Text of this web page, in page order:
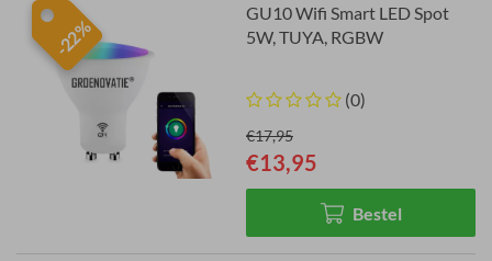
-22%
GU10 Wifi Smart LED Spot
5W, TUYA, RGBW
(0)
€17,95
€13,95
Bestel